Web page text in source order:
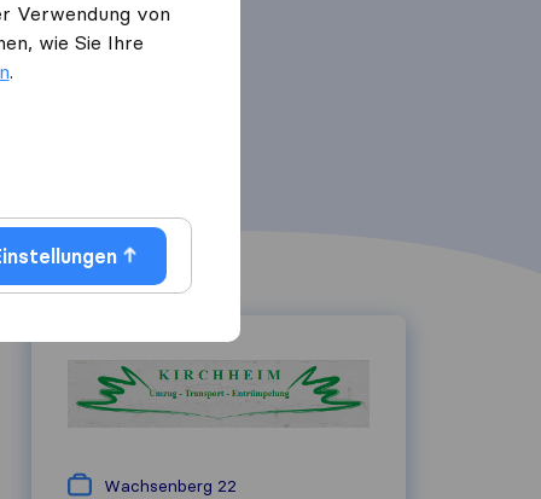
Wachsenberg 22
Verwendung von
wie Sie Ihre
.